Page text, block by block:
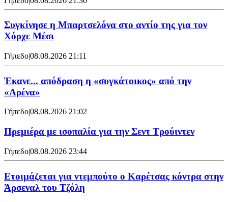
Συγκίνησε η Μπαρτσελόνα στο αντίο της για τον
Χόρχε Μέσι
Γήπεδο|08.08.2026 21:11
Έκανε... απόδραση η «συγκάτοικος» από την
«Αρένα»
Γήπεδο|08.08.2026 21:02
Πρεμιέρα με ισοπαλία για την Σεντ Τρούιντεν
Γήπεδο|08.08.2026 23:44
Ετοιμάζεται για ντεμπούτο ο Καρέτσας κόντρα στην
Άρσεναλ του Τζόλη